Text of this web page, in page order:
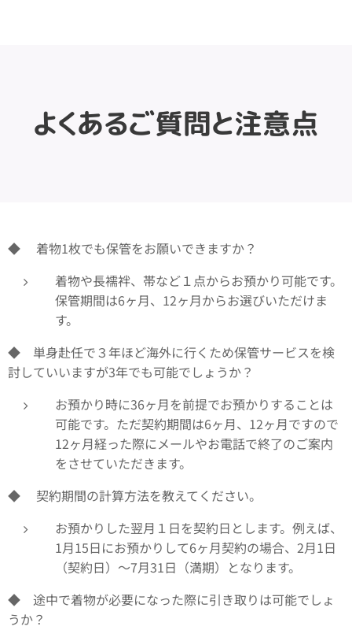
よくあるご質問と注意点
◆ 着物1枚でも保管をお願いできますか？
着物や長襦袢、帯など１点からお預かり可能です。
保管期間は6ヶ月、12ヶ月からお選びいただけま
す。
◆ 単身赴任で３年ほど海外に行くため保管サービスを検
討していいますが3年でも可能でしょうか？
お預かり時に36ヶ月を前提でお預かりすることは
可能です。ただ契約期間は6ヶ月、12ヶ月ですので
12ヶ月経った際にメールやお電話で終了のご案内
をさせていただきます。
◆ 契約期間の計算方法を教えてください。
お預かりした翌月１日を契約日とします。例えば、
1月15日にお預かりして6ヶ月契約の場合、2月1日
（契約日）～7月31日（満期）となります。
◆ 途中で着物が必要になった際に引き取りは可能でしょ
うか？